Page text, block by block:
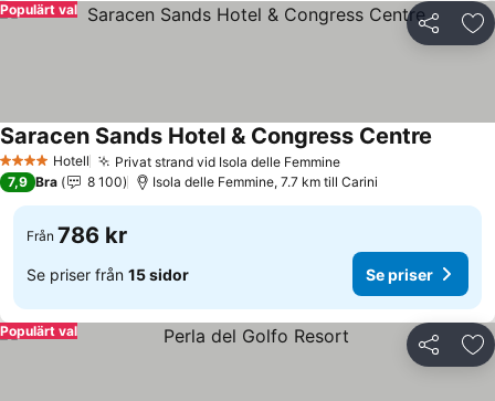
Dela
Populärt val
4 StjärnorHotell Privat strand vid Isola delle Femmine
Saracen Sands Hotel & Congress Centre
7,9 Bra 8 100 Isola delle Femmine, 7.7 km till Carini
Från 786 kr
Se priser från 15 sidor Se priser
Dela
Populärt val